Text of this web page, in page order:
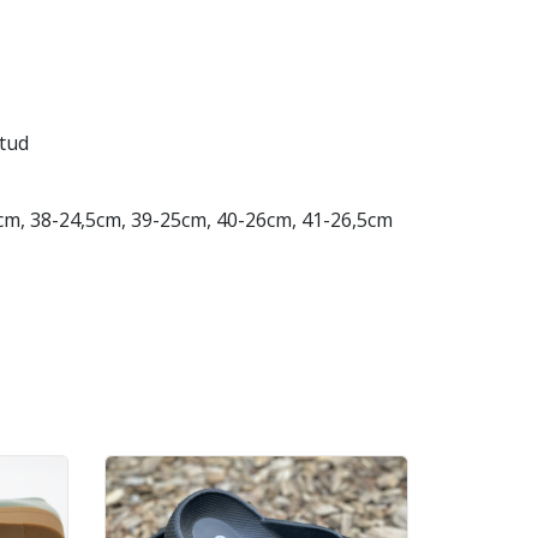
38-24,5cm, 39-25cm, 40-26cm, 41-26,5cm